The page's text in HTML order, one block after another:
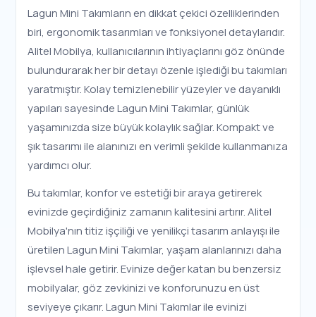
Lagun Mini Takımların en dikkat çekici özelliklerinden
biri, ergonomik tasarımları ve fonksiyonel detaylarıdır.
Alitel Mobilya, kullanıcılarının ihtiyaçlarını göz önünde
bulundurarak her bir detayı özenle işlediği bu takımları
yaratmıştır. Kolay temizlenebilir yüzeyler ve dayanıklı
yapıları sayesinde Lagun Mini Takımlar, günlük
yaşamınızda size büyük kolaylık sağlar. Kompakt ve
şık tasarımı ile alanınızı en verimli şekilde kullanmanıza
yardımcı olur.
Bu takımlar, konfor ve estetiği bir araya getirerek
evinizde geçirdiğiniz zamanın kalitesini artırır. Alitel
Mobilya'nın titiz işçiliği ve yenilikçi tasarım anlayışı ile
üretilen Lagun Mini Takımlar, yaşam alanlarınızı daha
işlevsel hale getirir. Evinize değer katan bu benzersiz
mobilyalar, göz zevkinizi ve konforunuzu en üst
seviyeye çıkarır. Lagun Mini Takımlar ile evinizi